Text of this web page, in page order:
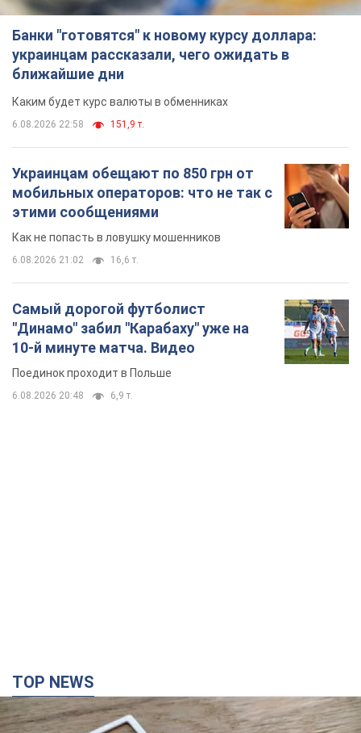
Банки "готовятся" к новому курсу доллара:
украинцам рассказали, чего ожидать в
ближайшие дни
Каким будет курс валюты в обменниках
6.08.2026 22:58 151,9 т.
Украинцам обещают по 850 грн от
мобильных операторов: что не так с
этими сообщениями
Как не попасть в ловушку мошенников
6.08.2026 21:02 16,6 т.
Самый дорогой футболист
"Динамо" забил "Карабаху" уже на
10-й минуте матча. Видео
Поединок проходит в Польше
6.08.2026 20:48 6,9 т.
TOP NEWS